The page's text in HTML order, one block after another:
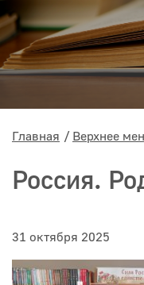
Главная Верхнее
Россия.
31 октября 2025